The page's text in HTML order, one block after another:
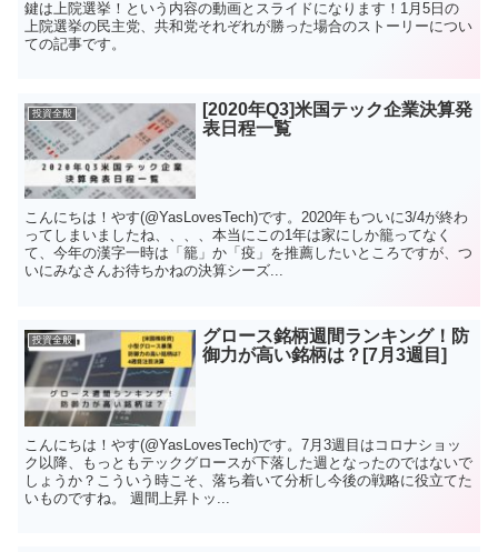
鍵は上院選挙！という内容の動画とスライドになります！1月5日の
上院選挙の民主党、共和党それぞれが勝った場合のストーリーについ
ての記事です。
投資全般
[2020年Q3]米国テック企業決算発
表日程一覧
こんにちは！やす(@YasLovesTech)です。2020年もついに3/4が終わ
ってしまいましたね、、、、本当にこの1年は家にしか籠ってなく
て、今年の漢字一時は「籠」か「疫」を推薦したいところですが、つ
いにみなさんお待ちかねの決算シーズ...
投資全般
グロース銘柄週間ランキング！防
御力が高い銘柄は？[7月3週目]
こんにちは！やす(@YasLovesTech)です。7月3週目はコロナショッ
ク以降、もっともテックグロースが下落した週となったのではないで
しょうか？こういう時こそ、落ち着いて分析し今後の戦略に役立てた
いものですね。 週間上昇トッ...